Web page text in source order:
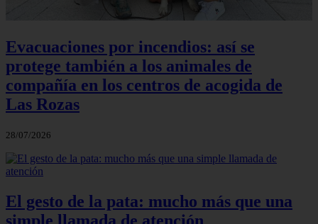
Evacuaciones por incendios: así se
protege también a los animales de
compañía en los centros de acogida de
Las Rozas
28/07/2026
El gesto de la pata: mucho más que una